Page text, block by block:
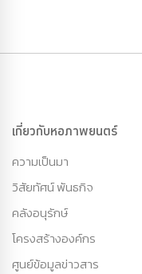
เกี่ยวกับหอภาพยนตร์
ความเป็นมา
วิสัยทัศน์ พันธกิจ
คลังอนุรักษ์
โครงสร้างองค์กร
ศูนย์ข้อมูลข่าวสาร